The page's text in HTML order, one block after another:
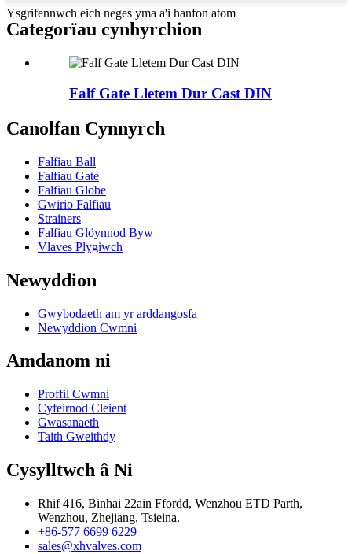
Ysgrifennwch eich neges yma a'i hanfon atom
Categorïau cynhyrchion
Falf Gate Lletem Dur Cast DIN
Canolfan Cynnyrch
Falfiau Ball
Falfiau Gate
Falfiau Globe
Gwirio Falfiau
Strainers
Falfiau Glöynnod Byw
Vlaves Plygiwch
Newyddion
Gwybodaeth am yr arddangosfa
Newyddion Cwmni
Amdanom ni
Proffil Cwmni
Cyfeirnod Cleient
Gwasanaeth
Taith Gweithdy
Cysylltwch â Ni
Rhif 416, Binhai 22ain Ffordd, Wenzhou ETD Parth,
Wenzhou, Zhejiang, Tsieina.
+86-577 6699 6229
sales@xhvalves.com